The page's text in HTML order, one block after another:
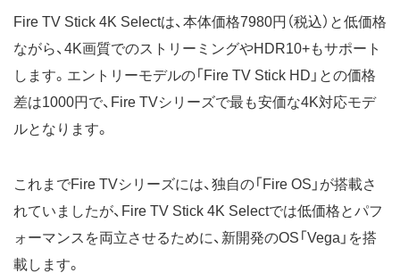
Fire TV Stick 4K Selectは、本体価格7980円（税込）と低価格
ながら、4K画質でのストリーミングやHDR10+もサポート
します。エントリーモデルの「Fire TV Stick HD」との価格
差は1000円で、Fire TVシリーズで最も安価な4K対応モデ
ルとなります。
これまでFire TVシリーズには、独自の「Fire OS」が搭載さ
れていましたが、Fire TV Stick 4K Selectでは低価格とパフ
ォーマンスを両立させるために、新開発のOS「Vega」を搭
載します。